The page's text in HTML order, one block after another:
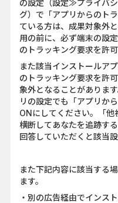
の設定（設定≫プライバ
グ）で「アプリからのト
ている方は、成果対象外
用の前に、必ず端末の設
のトラッキング要求を許
また該当インストールア
のトラッキング要求を許
象外となることがありま
リの設定でも「アプリか
ONにしてください。「
横断してあなたを追跡す
回答していただくと該当
また下記内容に該当する
ます。
・別の広告経由でインス